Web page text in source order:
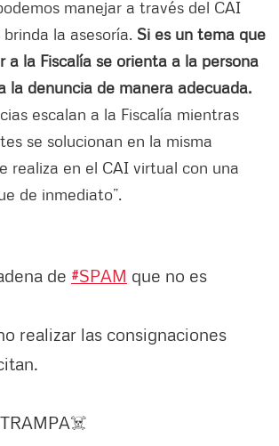
manejar a través del CAI
la asesoría. Si es un tema que
a la Fiscalía se orienta a la persona
la denuncia de manera adecuada.
escalan a la Fiscalía mientras
se solucionan en la misma
realiza en el CAI virtual con una
de inmediato”.
de #SPAM que no es
realizar las consignaciones